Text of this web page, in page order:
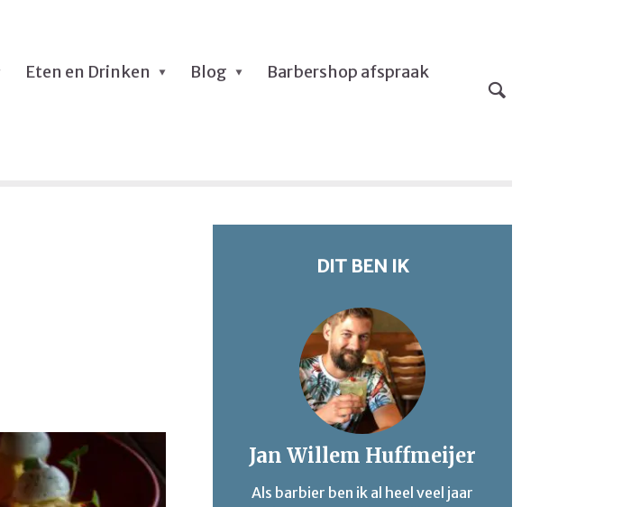
Eten en Drinken Blog
Barbershop afspraak
DIT BEN IK
Jan Willem Huffmeijer
Als barbier ben ik al heel veel jaar